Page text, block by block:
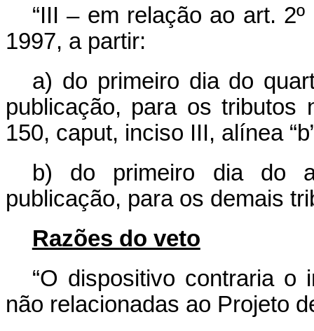
“III – em relação ao art.
1997, a partir:
a) do primeiro dia do
publicação, para os tributos
150, caput, inciso III, alínea
b) do primeiro dia do
publicação, para os demais
Razões do veto
“O dispositivo contraria o
não relacionadas ao Projeto